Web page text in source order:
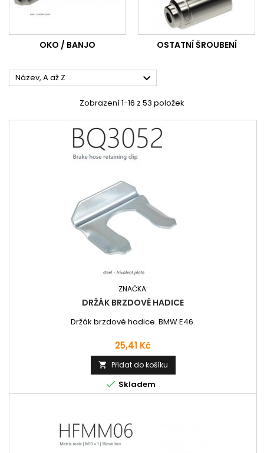
OKO / BANJO OSTATNÍ ŠROUBENÍ
Název, A až Z 
Zobrazení 1-16 z 53 položek
ZNAČKA:
DRŽÁK BRZDOVÉ HADICE
Držák brzdové hadice. BMW E46.
Cena
25,41 Kč
 Přidat do košíku
 Skladem